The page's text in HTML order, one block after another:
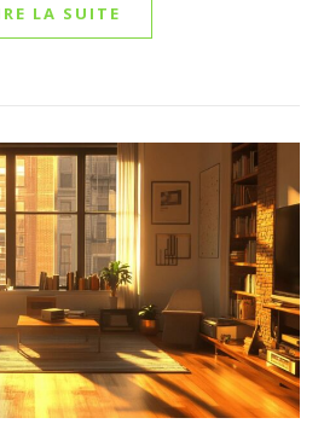
LA SUITE